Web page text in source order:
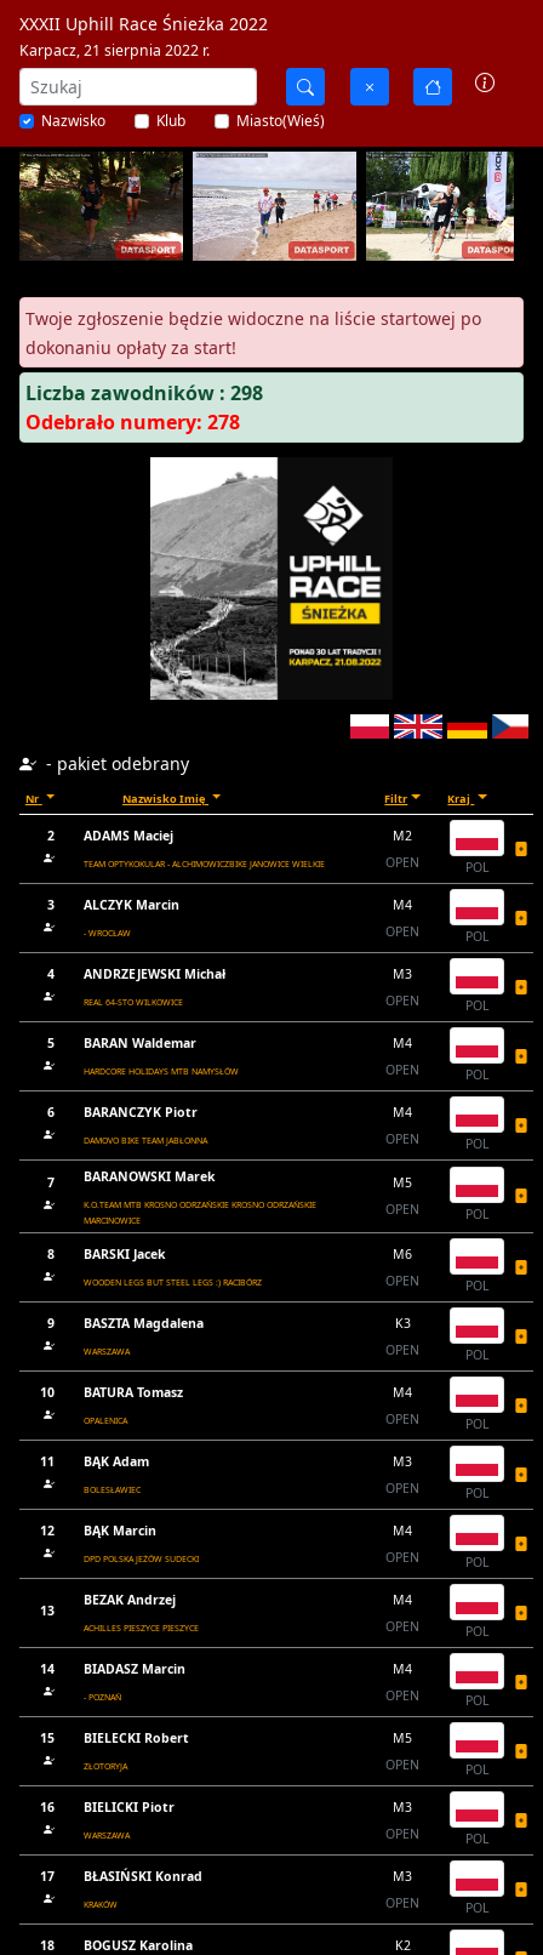
XXXII Uphill Race Śnieżka 2022
Karpacz, 21 sierpnia 2022 r.
Nazwisko Klub Miasto(Wieś)
Twoje zgłoszenie będzie widoczne na liście startowej po
dokonaniu opłaty za start!
Liczba zawodników : 298
Odebrało numery: 278
- pakiet odebrany
Nr Nazwisko Imię Filtr Kraj
2 ADAMS Maciej
TEAM OPTYKOKULAR - ALCHIMOWICZBIKE JANOWICE WIELKIE
M2
OPEN
POL
3 ALCZYK Marcin
- WROCŁAW
M4
OPEN
POL
4 ANDRZEJEWSKI Michał
REAL 64-STO WILKOWICE
M3
OPEN
POL
5 BARAN Waldemar
HARDCORE HOLIDAYS MTB NAMYSŁÓW
M4
OPEN
POL
6 BARANCZYK Piotr
DAMOVO BIKE TEAM JABŁONNA
M4
OPEN
POL
7 BARANOWSKI Marek
K.O.TEAM MTB KROSNO ODRZAŃSKIE KROSNO ODRZAŃSKIE
MARCINOWICE
M5
OPEN
POL
8 BARSKI Jacek
WOODEN LEGS BUT STEEL LEGS :) RACIBÓRZ
M6
OPEN
POL
9 BASZTA Magdalena
WARSZAWA
K3
OPEN
POL
10 BATURA Tomasz
OPALENICA
M4
OPEN
POL
11 BĄK Adam
BOLESŁAWIEC
M3
OPEN
POL
12 BĄK Marcin
DPD POLSKA JEŻÓW SUDECKI
M4
OPEN
POL
13
BEZAK Andrzej
ACHILLES PIESZYCE PIESZYCE
M4
OPEN
POL
14 BIADASZ Marcin
- POZNAŃ
M4
OPEN
POL
15 BIELECKI Robert
ZŁOTORYJA
M5
OPEN
POL
16 BIELICKI Piotr
WARSZAWA
M3
OPEN
POL
17 BŁASIŃSKI Konrad
KRAKÓW
M3
OPEN
POL
18 BOGUSZ Karolina
K2